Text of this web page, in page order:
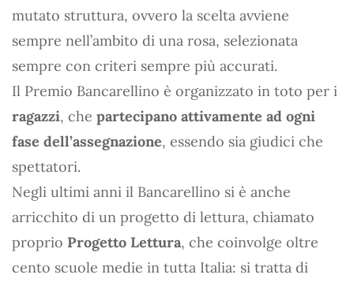
mutato struttura, ovvero la scelta avviene
sempre nell’ambito di una rosa, selezionata
sempre con criteri sempre più accurati.
Il Premio Bancarellino è organizzato in toto per i
ragazzi, che partecipano attivamente ad ogni
fase dell’assegnazione, essendo sia giudici che
spettatori.
Negli ultimi anni il Bancarellino si è anche
arricchito di un progetto di lettura, chiamato
proprio Progetto Lettura, che coinvolge oltre
cento scuole medie in tutta Italia: si tratta di